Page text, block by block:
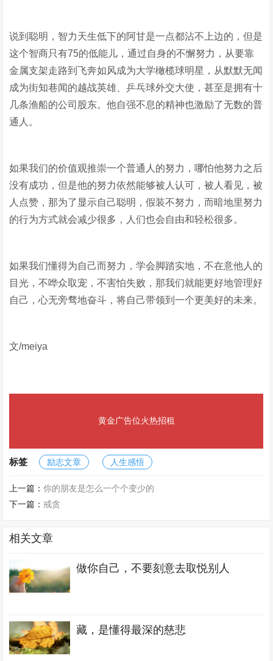
说到聪明，智力天生低下的阿甘是一点都沾不上边的，但是
这个智商只有75的低能儿，通过自身的不懈努力，从要靠
金属支架走路到飞奔如风成为大学橄榄球明星，从默默无闻
成为街知巷闻的越战英雄、乒乓球外交大使，甚至是拥有十
几条渔船的公司股东。他自强不息的精神也激励了无数的普
通人。
如果我们的价值观推崇一个普通人的努力，哪怕他努力之后
没有成功，但是他的努力依然能够被人认可，被人看见，被
人点赞，那为了显示自己聪明，假装不努力，而暗地里努力
的行为方式就会减少很多，人们也会自由和轻松很多。
如果我们懂得为自己而努力，学会脚踏实地，不在意他人的
目光，不哗众取宠，不害怕失败，那我们就能更好地管理好
自己，心无旁骛地奋斗，将自己带领到一个更美好的未来。
文/meiya
黄金广告位火热招租
标签 励志文章 人生感悟
上一篇：你的朋友是怎么一个个变少的
下一篇：戒贪
相关文章
做你自己，不要刻意去取悦别人
藏，是懂得最深的慈悲